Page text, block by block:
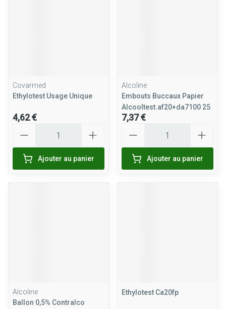
Covarmed
Ethylotest Usage Unique
4,62 €
Ajouter au panier
Alcoline
Embouts Buccaux Papier
Alcooltest.af20+da7100 25
7,37 €
Ajouter au panier
Alcoline
Ballon 0,5% Contralco
Ethylotest Ca20fp